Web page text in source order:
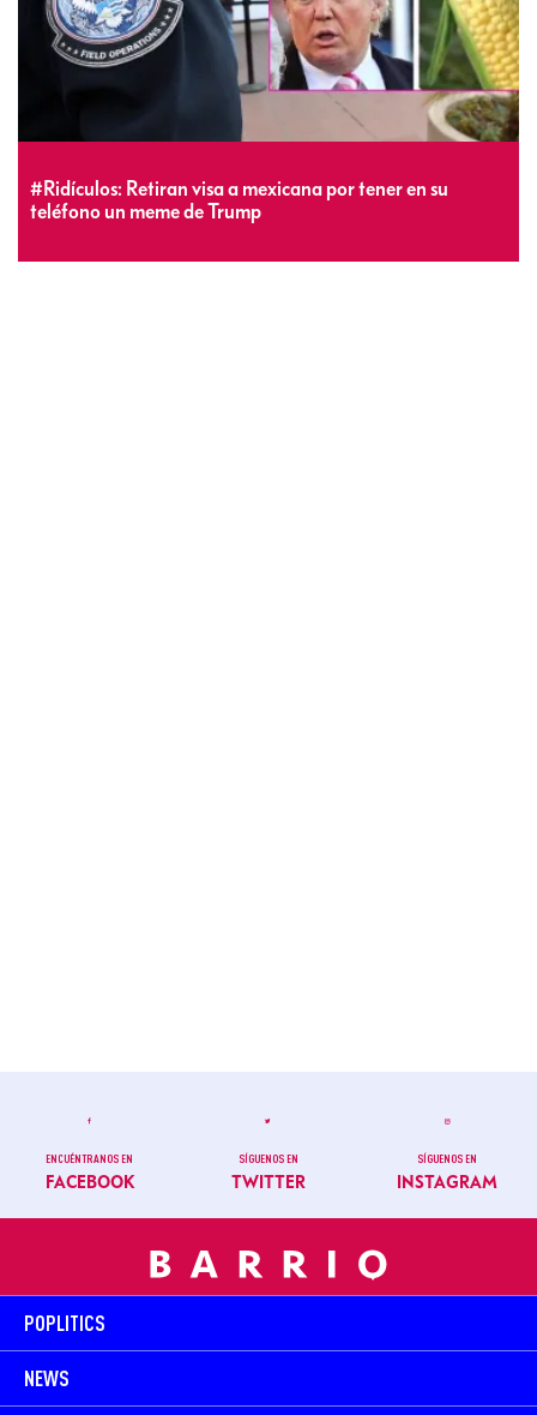
#Ridículos: Retiran visa a mexicana por tener en su
teléfono un meme de Trump
ENCUÉNTRANOS EN
FACEBOOK
SÍGUENOS EN
TWITTER
SÍGUENOS EN
INSTAGRAM
POPLITICS
NEWS